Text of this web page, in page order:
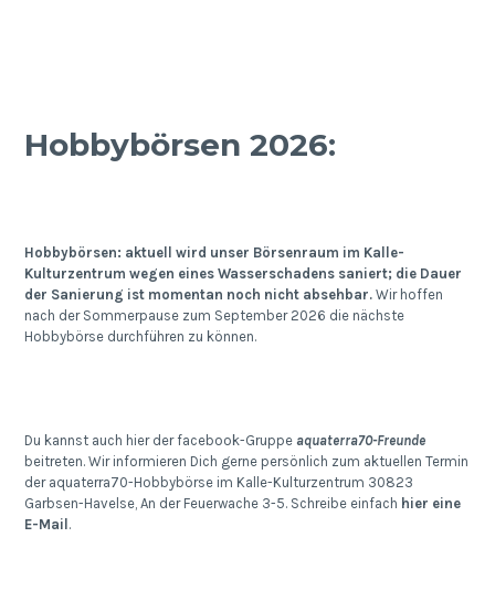
Hobbybörsen 2026:
Hobbybörsen: aktuell wird unser Börsenraum im Kalle-
Kulturzentrum wegen eines Wasserschadens saniert; die Dauer
der Sanierung ist momentan noch nicht absehbar. Wir hoffen
nach der Sommerpause zum September 2026 die nächste
Hobbybörse durchführen zu können.
Du kannst auch hier der facebook-Gruppeaquaterra70-Freunde
beitreten. Wir informieren Dich gerne persönlich zum aktuellen Termin
der aquaterra70-Hobbybörse im Kalle-Kulturzentrum 30823
Garbsen-Havelse, An der Feuerwache 3-5. Schreibe einfach hier eine
E-Mail .